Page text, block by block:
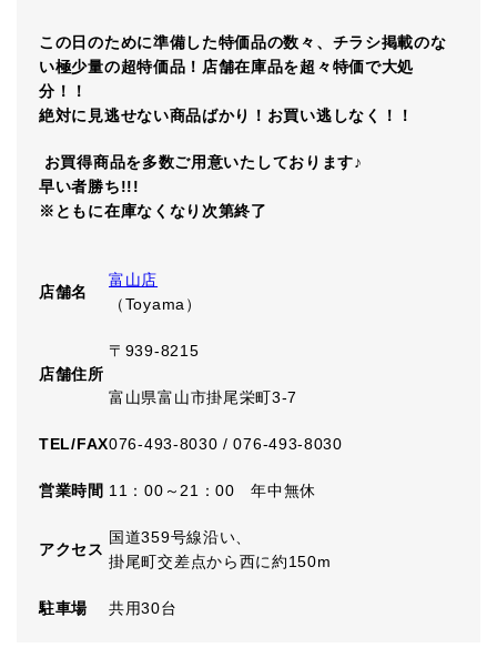
この日のために準備した特価品の数々、チラシ掲載のな
い極少量の超特価品！店舗在庫品を超々特価で大処
分！！
絶対に見逃せない商品ばかり！お買い逃しなく！！
お買得商品を多数ご用意いたしております♪
早い者勝ち!!!
※ともに在庫なくなり次第終了
店舗名
富山店
（Toyama）
店舗住所
〒939-8215
富山県富山市掛尾栄町3-7
TEL/FAX076-493-8030 / 076-493-8030
営業時間 11：00～21：00 年中無休
アクセス
国道359号線沿い、
掛尾町交差点から西に約150m
駐車場 共用30台